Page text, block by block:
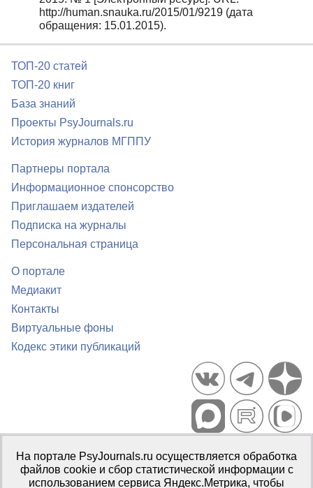
http://human.snauka.ru/2015/01/9219 (дата
обращения: 15.01.2015).
ТОП-20 статей
ТОП-20 книг
База знаний
Проекты PsyJournals.ru
История журналов МГППУ
Партнеры портала
Информационное спонсорство
Приглашаем издателей
Подписка на журналы
Персональная страница
О портале
Медиакит
Контакты
Виртуальные фоны
Кодекс этики публикаций
Портал психологических изданий PsyJournals.ru, 2007–2026
Правила использования материалов
Свидетельство регистрации СМИЭл № ФС77-66447 от 14 июля
На портале PsyJournals.ru осуществляется обработка
файлов cookie и сбор статистической информации с
использованием сервиса Яндекс.Метрика, чтобы